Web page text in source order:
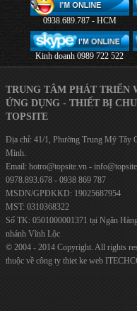
0938.689.787 - HCM
Kinh doanh 0989 722 522
TRUNG TÂM PHÁT TRIỂN
ỨNG DỤNG - THIẾT BỊ
TOPSITE
Địa chỉ: 41/1, Phường Trung Mỹ Tây
Minh.
Email: hotro@topsite.vn -
0978.893.678 - 0938 869 787
MSDN/GPĐKKD: 19025687954
MST: 0310368322
Số TK: 0501000001371 tại Ngân
nhánh Vĩnh Lộc
© 2004 - 2014 Copyright. All rights
thuộc về công ty thiet ke web